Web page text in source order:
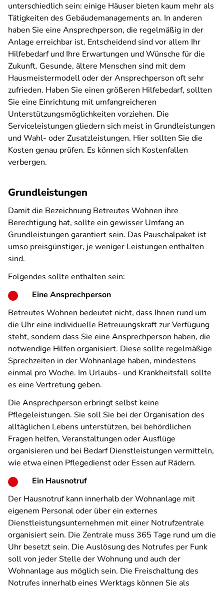
unterschiedlich sein: einige Häuser bieten kaum mehr als
Tätigkeiten des Gebäudemanagements an. In anderen
haben Sie eine Ansprechperson, die regelmäßig in der
Anlage erreichbar ist. Entscheidend sind vor allem Ihr
Hilfebedarf und Ihre Erwartungen und Wünsche für die
Zukunft. Gesunde, ältere Menschen sind mit dem
Hausmeistermodell oder der Ansprechperson oft sehr
zufrieden. Haben Sie einen größeren Hilfebedarf, sollten
Sie eine Einrichtung mit umfangreicheren
Unterstützungsmöglichkeiten vorziehen. Die
Serviceleistungen gliedern sich meist in Grundleistungen
und Wahl- oder Zusatzleistungen. Hier sollten Sie die
Kosten genau prüfen. Es können sich Kostenfallen
verbergen.
Grundleistungen
Damit die Bezeichnung Betreutes Wohnen ihre
Berechtigung hat, sollte ein gewisser Umfang an
Grundleistungen garantiert sein. Das Pauschalpaket ist
umso preisgünstiger, je weniger Leistungen enthalten
sind.
Folgendes sollte enthalten sein:
Eine Ansprechperson
Betreutes Wohnen bedeutet nicht, dass Ihnen rund um
die Uhr eine individuelle Betreuungskraft zur Verfügung
steht, sondern dass Sie eine Ansprechperson haben, die
notwendige Hilfen organisiert. Diese sollte regelmäßige
Sprechzeiten in der Wohnanlage haben, mindestens
einmal pro Woche. Im Urlaubs- und Krankheitsfall sollte
es eine Vertretung geben.
Die Ansprechperson erbringt selbst keine
Pflegeleistungen. Sie soll Sie bei der Organisation des
alltäglichen Lebens unterstützen, bei behördlichen
Fragen helfen, Veranstaltungen oder Ausflüge
organisieren und bei Bedarf Dienstleistungen vermitteln,
wie etwa einen Pflegedienst oder Essen auf Rädern.
Ein Hausnotruf
Der Hausnotruf kann innerhalb der Wohnanlage mit
eigenem Personal oder über ein externes
Dienstleistungsunternehmen mit einer Notrufzentrale
organisiert sein. Die Zentrale muss 365 Tage rund um die
Uhr besetzt sein. Die Auslösung des Notrufes per Funk
soll von jeder Stelle der Wohnung und auch der
Wohnanlage aus möglich sein. Die Freischaltung des
Notrufes innerhalb eines Werktags können Sie als